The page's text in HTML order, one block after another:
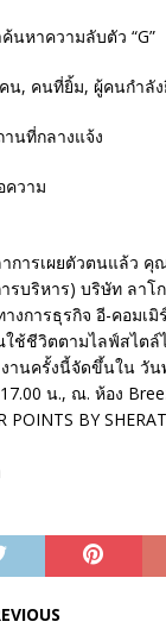
นหาความลับตัว “G”
าการเผยตัวตนแล้ว
รบริหาร) บริษัท ลาโ
างการธุรกิจ อี-คอมเ
ช้ชีวิตตามไลฟ์สไตล์
งานครั้งนี้จัดขึ้นใน วั
น., ณ. ห้อง
BY